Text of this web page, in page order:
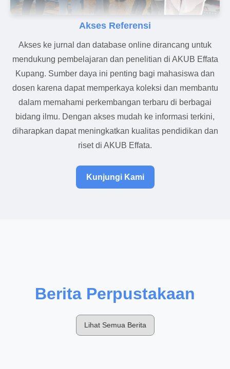
Akses Referensi
Akses ke jurnal dan database online dirancang untuk
mendukung pembelajaran dan penelitian di AKUB Effata
Kupang. Sumber daya ini penting bagi mahasiswa dan
dosen karena dapat memperkaya koleksi dan membantu
dalam memahami perkembangan terbaru di berbagai
bidang ilmu. Dengan akses mudah ke informasi terkini,
diharapkan dapat meningkatkan kualitas pendidikan dan
riset di AKUB Effata.
Kunjungi Kami
Berita Perpustakaan
Lihat Semua Berita